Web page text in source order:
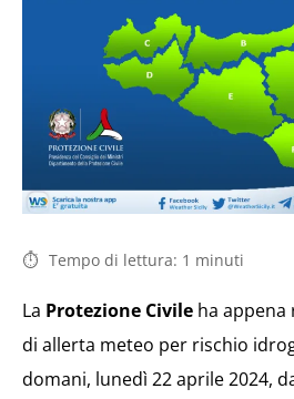
Tempo di lettura: 1 minuti
La Protezione Civile ha
di allerta meteo per rischio
domani, lunedì 22 aprile 2024,